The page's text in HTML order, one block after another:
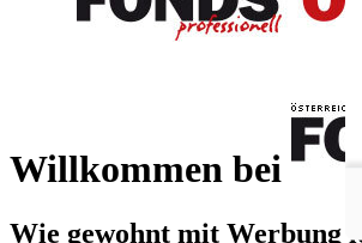
Willkommen bei
Wie gewohnt mit Werbung